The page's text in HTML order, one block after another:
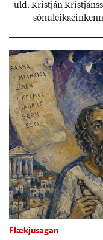
uld. Kristján
Flækjusagan